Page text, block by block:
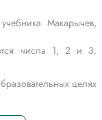
Макарычев,
числа 1, 2 и 3.
целях